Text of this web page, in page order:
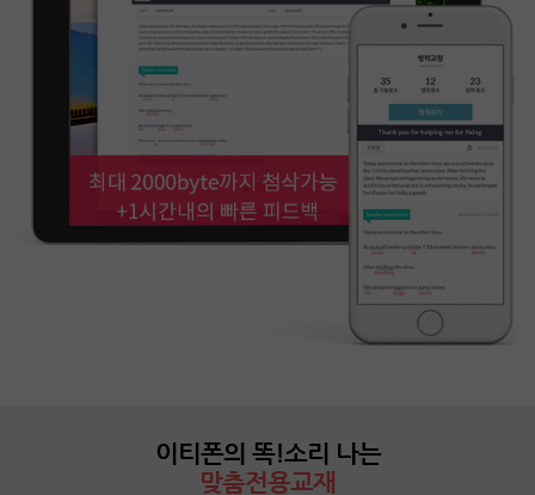
이티폰의 똑!소리 나는
맞춤전용교재